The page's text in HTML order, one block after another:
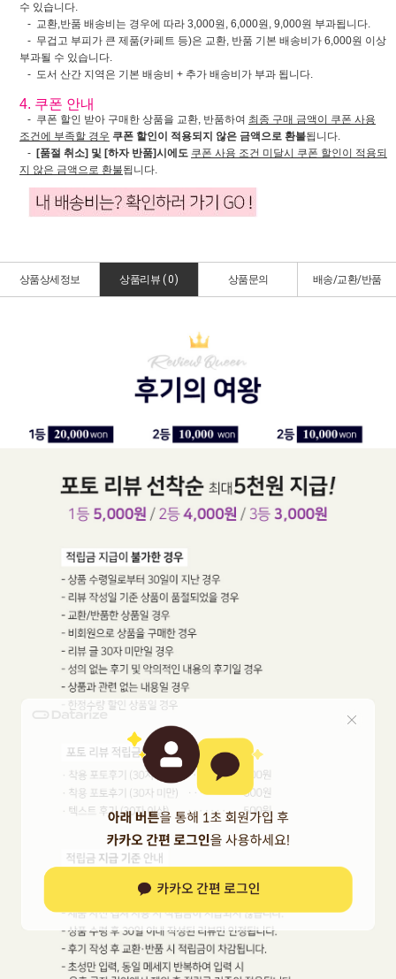
수 있습니다.
- 교환,반품 배송비는 경우에 따라 3,000원, 6,000원, 9,000원 부과됩니다.
- 무겁고 부피가 큰 제품(카페트 등)은 교환, 반품 기본 배송비가 6,000원 이상
부과될 수 있습니다.
- 도서 산간 지역은 기본 배송비 + 추가 배송비가 부과 됩니다.
4. 쿠폰 안내
- 쿠폰 할인 받아 구매한 상품을 교환, 반품하여 최종 구매 금액이 쿠폰 사용
조건에 부족할 경우 쿠폰 할인이 적용되지 않은 금액으로 환불됩니다.
- [품절 취소] 및 [하자 반품]시에도 쿠폰 사용 조건 미달시 쿠폰 할인이 적용되
지 않은 금액으로 환불됩니다.
상품상세정보 상품리뷰 ( 0) 상품문의 배송/교환/반품